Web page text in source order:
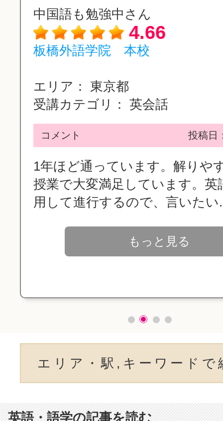
中国語も勉強中さん
4.66
板橋外語学院 本校
エリア：
東京都
受講カテゴリ： 英会話
コメント 投稿日
1年ほど通っています。解りや
授業で大変満足しています。英
用して進行するので、言いたい
もっと見る
エリア・駅,キーワードで
英語・語学の記事を読む